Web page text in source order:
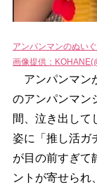
アンパンマンのぬい
画像提供：
アンパンマン
のアンパンマン
間、泣き出して
姿に「推し活ガ
が目の前すぎて
ントが寄せられ